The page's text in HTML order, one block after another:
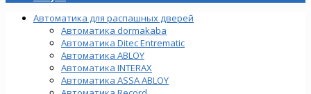
Автоматика для распашных дверей
Автоматика dormakaba
Автоматика Ditec Entrematic
Автоматика ABLOY
Автоматика INTERAX
Автоматика ASSA ABLOY